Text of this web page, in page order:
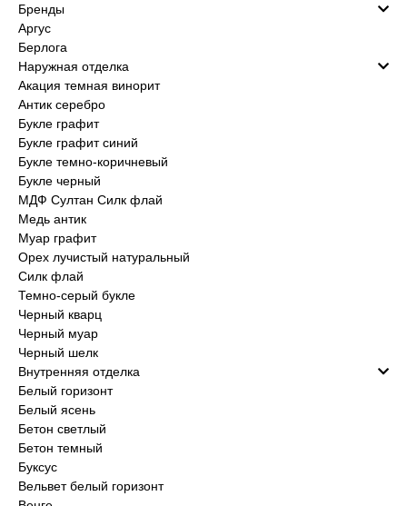
Бренды
Аргус
Берлога
Наружная отделка
Акация темная винорит
Антик серебро
Букле графит
Букле графит синий
Букле темно-коричневый
Букле черный
МДФ Султан Силк флай
Медь антик
Муар графит
Орех лучистый натуральный
Силк флай
Темно-серый букле
Черный кварц
Черный муар
Черный шелк
Внутренняя отделка
Белый горизонт
Белый ясень
Бетон светлый
Бетон темный
Буксус
Вельвет белый горизонт